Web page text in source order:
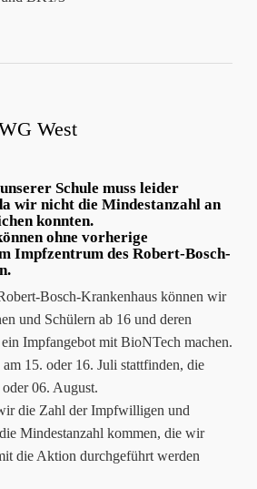
West
Schule muss leider
wir nicht die Mindestanzahl an
konnten.
ohne vorherige
Impfzentrum des Robert-Bosch-
Bosch-Krankenhaus können wir
und Schülern ab 16 und deren
Impfangebot mit BioNTech machen.
15. oder 16. Juli stattfinden, die
06. August.
die Zahl der Impfwilligen und
Mindestanzahl kommen, die wir
die Aktion durchgeführt werden